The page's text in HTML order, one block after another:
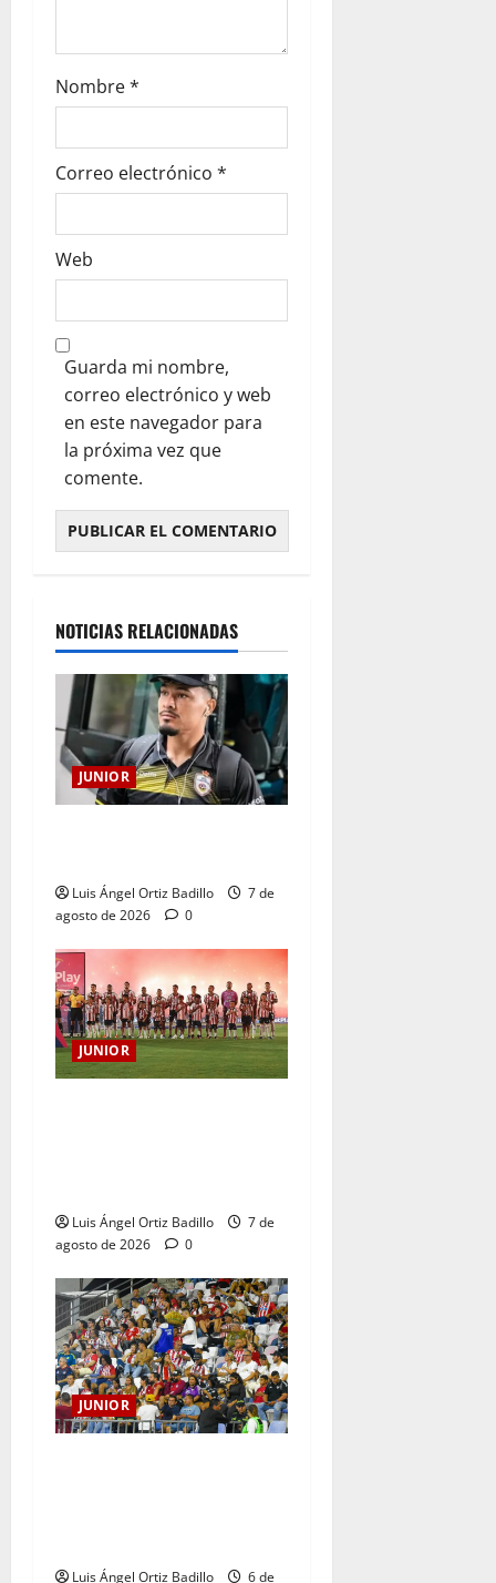
Nombre*
Correo electrónico *
Web
Guarda mi nombre,
correo electrónico y web
en este navegador para
la próxima vez que
comente.
NOTICIAS RELACIONADAS
JUNIOR
Luis Ángel Ortiz Badillo
7 de
agosto de 2026
0
JUNIOR
Luis Ángel Ortiz Badillo
7 de
agosto de 2026
0
JUNIOR
Luis Ángel Ortiz Badillo
6 de